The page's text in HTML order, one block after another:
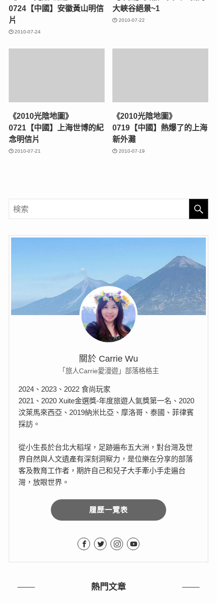
0724【中國】安徽黃山明信
片
2010-07-24
大峽谷絕景~1
2010-07-22
《2010光陰地圖》
0721【中國】上海世博的紀
念明信片
2010-07-21
《2010光陰地圖》
0719【中國】熱爆了的上海
新外灘
2010-07-19
關於 Carrie Wu
「旅人Carrie愛漫遊」部落格格主
2024、2023、2022 食尚玩家
2021、2020 Xuite金選獎-年度旅遊人氣獎第一名、2020
汶萊馬來西亞、2019納米比亞、摩洛哥、泰國、菲律賓
採訪。
從小生長於台北大稻埕，足跡遍布五大洲，對台灣及世
界自然與人文遺產有深刻洞察力，是位樂在分享的部落
客及教育工作者，期許自己和兒子大手牽小手走遍台
灣，放眼世界。
履歷一覽表
熱門文章